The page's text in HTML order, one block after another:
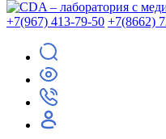
+7(967) 413-79-50 +7(8662)